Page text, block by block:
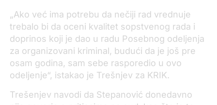
„Ako već ima potrebu da nečiji rad vrednuje
trebalo bi da oceni kvalitet sopstvenog rada i
doprinos koji je dao u radu Posebnog odeljenja
za organizovani kriminal, budući da je još pre
osam godina, sam sebe rasporedio u ovo
odeljenje“, istakao je Trešnjev za KRIK.
Trešenjev navodi da Stepanović donedavno